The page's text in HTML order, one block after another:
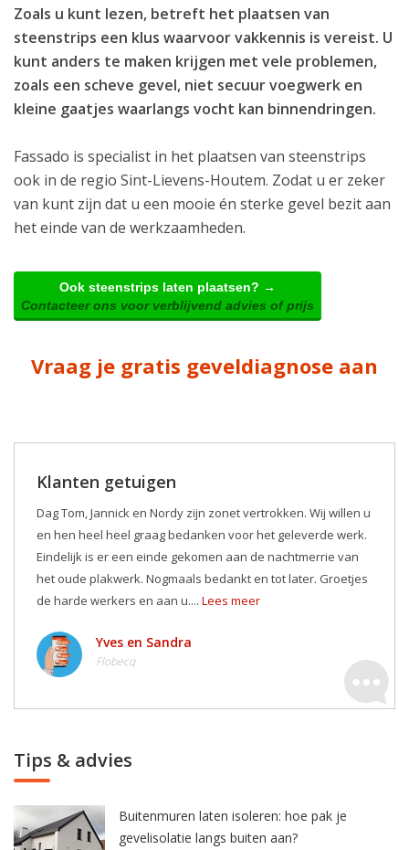
Zoals u kunt lezen, betreft het plaatsen van
steenstrips een klus waarvoor vakkennis is vereist. U
kunt anders te maken krijgen met vele problemen,
zoals een scheve gevel, niet secuur voegwerk en
kleine gaatjes waarlangs vocht kan binnendringen.
Fassado is specialist in het plaatsen van steenstrips
ook in de regio Sint-Lievens-Houtem. Zodat u er zeker
van kunt zijn dat u een mooie én sterke gevel bezit aan
het einde van de werkzaamheden.
Ook steenstrips laten plaatsen? →
Contacteer ons voor verblijvend advies of prijs
Vraag je gratis geveldiagnose aan
Klanten getuigen
Dag Tom, Jannick en Nordy zijn zonet vertrokken. Wij willen u
en hen heel heel graag bedanken voor het geleverde werk.
Eindelijk is er een einde gekomen aan de nachtmerrie van
het oude plakwerk. Nogmaals bedankt en tot later. Groetjes
de harde werkers en aan u.... Lees meer
Yves en Sandra
Flobecq
Tips & advies
Buitenmuren laten isoleren: hoe pak je
gevelisolatie langs buiten aan?